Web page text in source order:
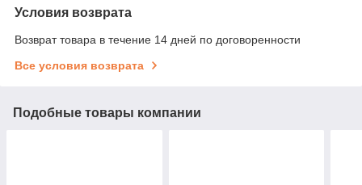
Условия возврата
Возврат товара в течение 14 дней по договоренности
Все условия возврата
Подобные товары компании